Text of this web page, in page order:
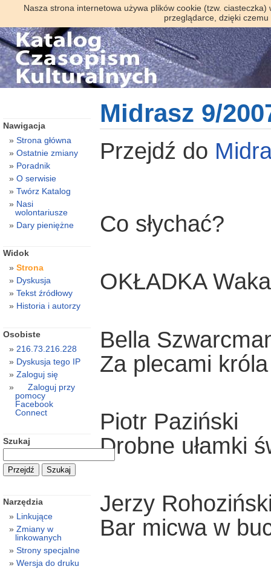
Nasza strona internetowa używa plików cookie (tzw.
przeglądarce, dzięki
Midrasz 9/
Przejdź do
Co słychać?
OKŁADKA
Bella
Za plecami
Piotr Paziński
Drobne ułamki
Jerzy
Bar micwa w
Nawigacja
Strona główna
Ostatnie zmiany
Poradnik
O serwisie
Twórz Katalog
Nasi
wolontariusze
Dary pieniężne
Widok
Strona
Dyskusja
Tekst źródłowy
Historia i autorzy
Osobiste
216.73.216.228
Dyskusja tego IP
Zaloguj się
Zaloguj przy
pomocy
Facebook
Connect
Szukaj
Narzędzia
Linkujące
Zmiany w
linkowanych
Strony specjalne
Wersja do druku